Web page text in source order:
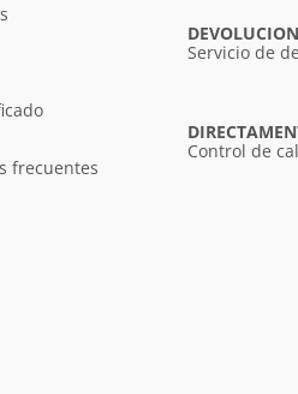
frecuentes
Servicio de
Control de